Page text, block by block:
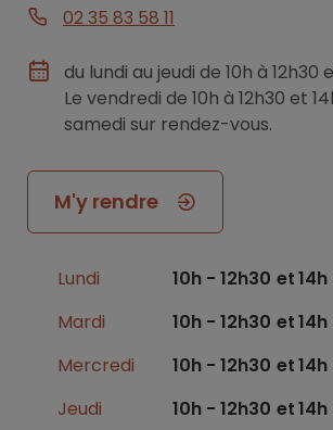
02 35 83 58 11
du lundi au jeudi de 10h à 12h30
Le vendredi de 10h à 12h30 et
samedi sur rendez-vous.
M'y rendre
Lundi 10h - 12h30
14h
Mardi
10h - 12h30
14h
Mercredi
10h - 12h30
14h
Jeudi
10h - 12h30
14h